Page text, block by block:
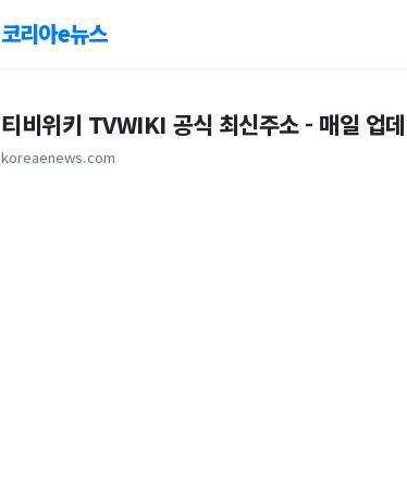
코리아e뉴스
티비위키 TVWIKI 공식 최신주소 - 매일 업
koreaenews.com